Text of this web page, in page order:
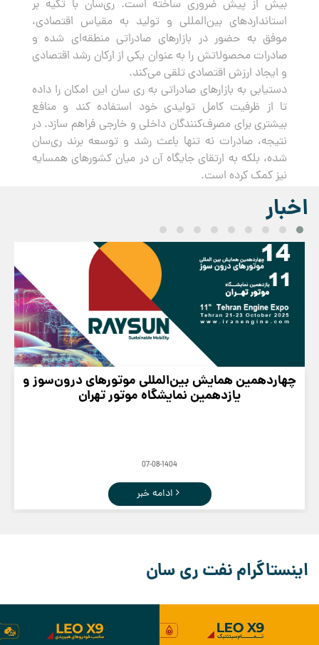
بیش از پیش ضروری ساخته است. ری‌سان با تکیه بر
استانداردهای بین‌المللی و تولید به مقیاس اقتصادی،
موفق به حضور در بازارهای صادراتی منطقه‌ای شده و
صادرات محصولاتش را به عنوان یکی از ارکان رشد اقتصادی
و ایجاد ارزش اقتصادی تلقی می‌کند.
دستیابی به بازارهای صادراتی به ری سان این امکان را داده
تا از ظرفیت کامل تولیدی خود استفاده کند و منافع
بیشتری برای مصرف‌کنندگان داخلی و خارجی فراهم سازد. در
نتیجه، صادرات نه تنها باعث رشد و توسعه برند ری‌سان
شده، بلکه به ارتقای جایگاه آن در میان کشورهای همسایه
نیز کمک کرده است.
اخبار
چهاردهمین همایش بین‌المللی موتورهای درون‌سوز و
یازدهمین نمایشگاه موتور تهران
07-08-1404
ادامه خبر
اینستاگرام نفت ری سان